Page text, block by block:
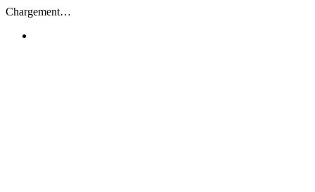
Passer
contenu
Chargement…